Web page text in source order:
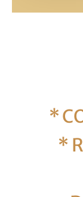
*
*